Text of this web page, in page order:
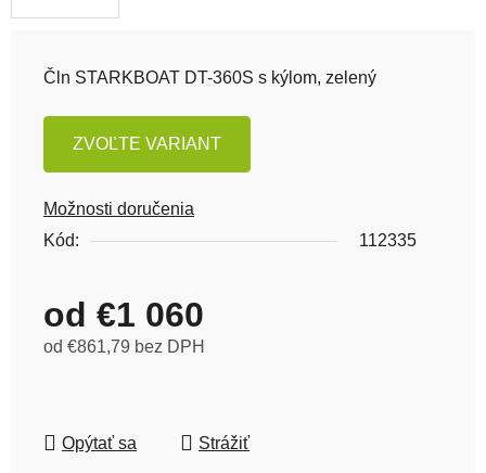
Čln STARKBOAT DT-360S s kýlom, zelený
ZVOĽTE VARIANT
Možnosti doručenia
Kód:
112335
od €1 060
od €861,79 bez DPH
Opýtať sa Strážiť